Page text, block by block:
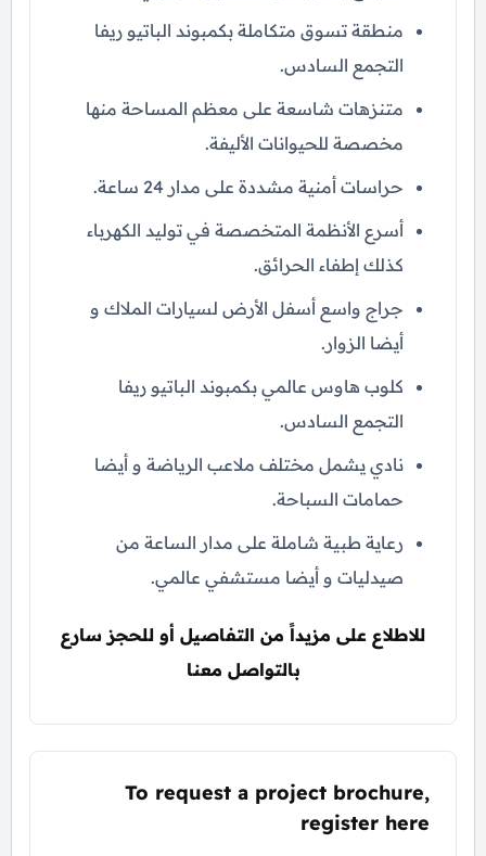
منطقة تسوق متكاملة بكمبوند الباتيو ريفا
التجمع السادس.
متنزهات شاسعة على معظم المساحة منها
مخصصة للحيوانات الأليفة.
حراسات أمنية مشددة على مدار 24 ساعة.
أسرع الأنظمة المتخصصة في توليد الكهرباء
كذلك إطفاء الحرائق.
جراج واسع أسفل الأرض لسيارات الملاك و
أيضا الزوار.
كلوب هاوس عالمي بكمبوند الباتيو ريفا
التجمع السادس.
نادي يشمل مختلف ملاعب الرياضة و أيضا
حمامات السباحة.
رعاية طبية شاملة على مدار الساعة من
صيدليات و أيضا مستشفي عالمي.
للاطلاع على مزيداً من التفاصيل أو للحجز سارع
بالتواصل معنا
To request a project brochure,
register here